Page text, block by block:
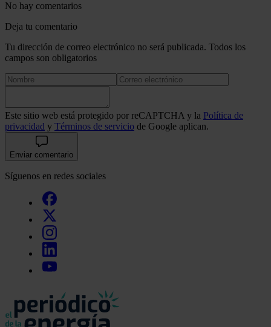
No hay comentarios
Deja tu comentario
Tu dirección de correo electrónico no será publicada. Todos los
campos son obligatorios
Este sitio web está protegido por reCAPTCHA y la Política de
privacidad y Términos de servicio de Google aplican.
Enviar comentario
Síguenos en redes sociales